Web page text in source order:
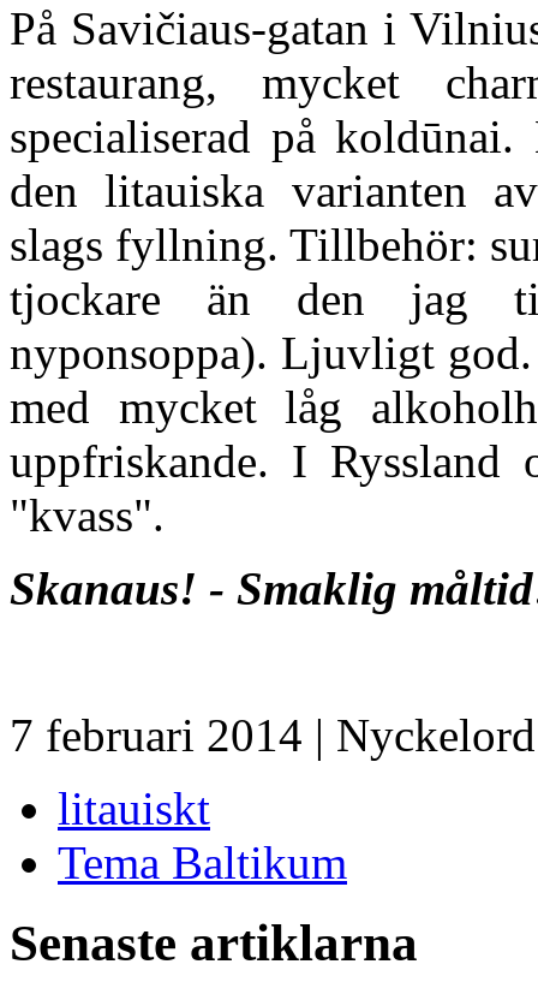
På Savičiaus-gatan i
restaurang, mycket
specialiserad på
den litauiska varianten
slags fyllning. Tillbehör:
tjockare än den jag
nyponsoppa). Ljuvligt
med mycket låg
uppfriskande. I Ryssland
"kvass".
Skanaus! - Smaklig
7 februari 2014 |
litauiskt
Tema Baltikum
Senaste artiklarna